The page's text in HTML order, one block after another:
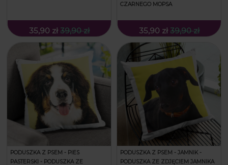
35,90 zł 39,90 zł
CZARNEGO MOPSA
35,90 zł 39,90 zł
PODUSZKA Z PSEM - PIES
PASTERSKI - PODUSZKA ZE
PODUSZKA Z PSEM - JAMNIK -
PODUSZKA ZE ZDJĘCIEM JAMNIKA